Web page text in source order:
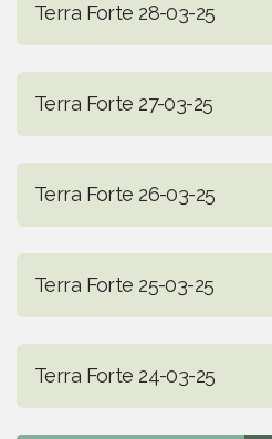
Terra Forte 28-03-25
Terra Forte 27-03-25
Terra Forte 26-03-25
Terra Forte 25-03-25
Terra Forte 24-03-25